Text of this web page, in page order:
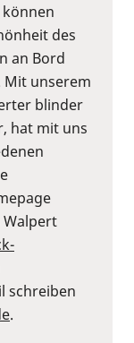
des
an Bord
Mit unserem
blinder
hat mit uns
Walpert
schreiben
.